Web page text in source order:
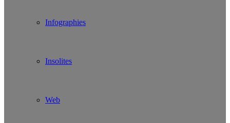
Infographies
Insolites
Web